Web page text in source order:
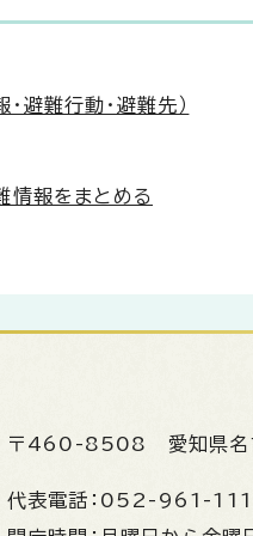
避難行動・避難先）
情報をまとめる
〒460-8508 愛知県
代表電話： 052-961-